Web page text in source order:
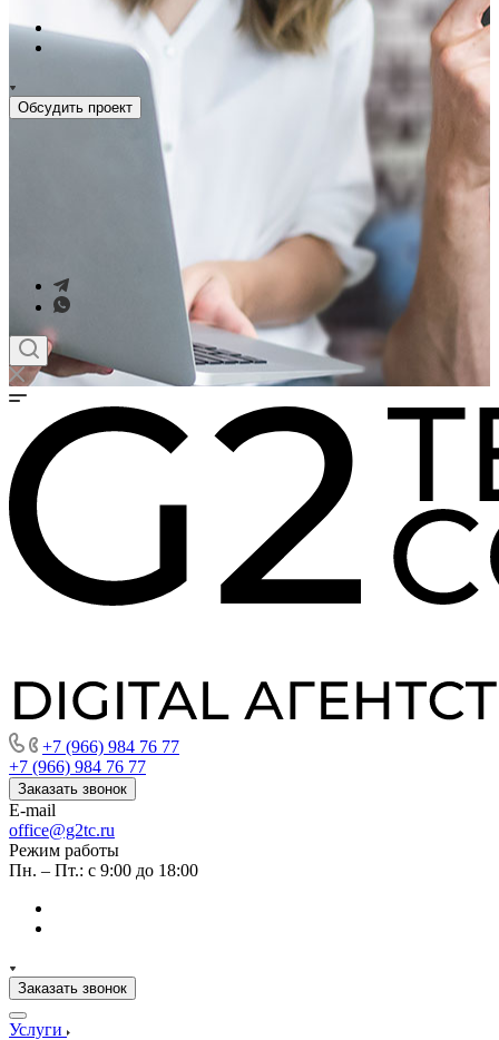
Обсудить проект
+7 (966) 984 76 77
+7 (966) 984 76 77
Заказать звонок
E-mail
office@g2tc.ru
Режим работы
Пн. – Пт.: с 9:00 до 18:00
Заказать звонок
Услуги